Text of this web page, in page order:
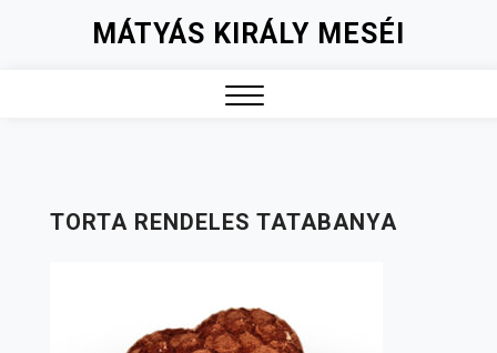
MÁTYÁS KIRÁLY MESÉI
TORTA RENDELES TATABANYA